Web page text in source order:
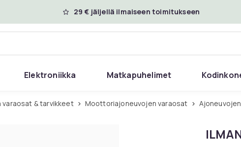
29 € jäljellä ilmaiseen toimitukseen
Elektroniikka Matkapuhelimet
varaosat & tarvikkeet Moottoriajoneuvojen varaosat